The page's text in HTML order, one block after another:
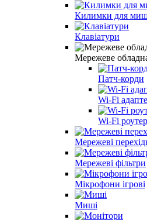
Килимки для
Клавіатури
Мережеве
Патч-корди
Wi-Fi
Wi-Fi
Мережеві
Мережеві фільтри
Мікрофони ігрові
Миші